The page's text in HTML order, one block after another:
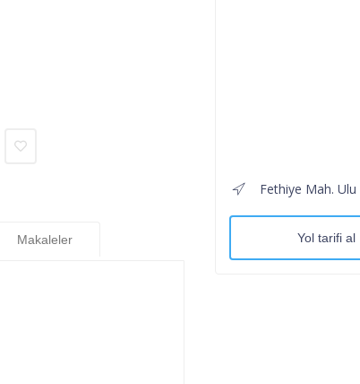
Makaleler
Fethiye Mah. Ulu
Yol tarifi al